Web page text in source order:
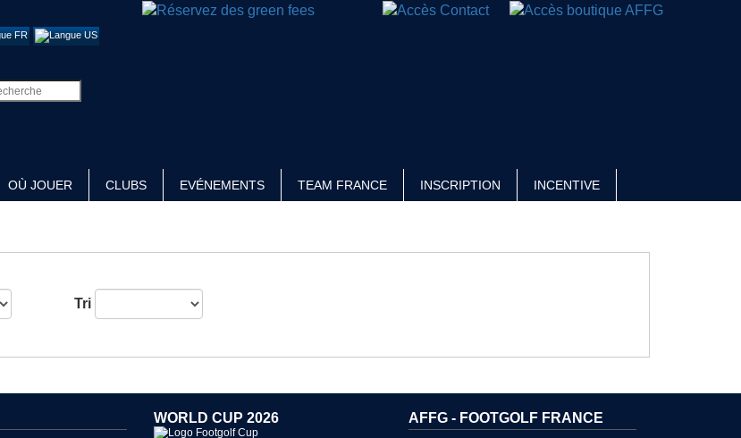
OÙ JOUER CLUBS EVÉNEMENTS TEAM FRANCE INSCRIPTION INCENTIVE
Tri
WORLD CUP 2026 AFFG - FOOTGOLF FRANCE